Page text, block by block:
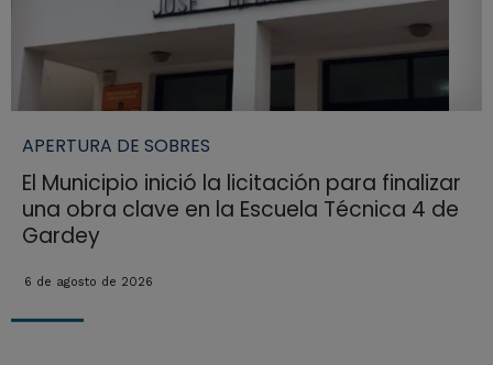
APERTURA DE SOBRES
El Municipio inició la licitación para finalizar
una obra clave en la Escuela Técnica 4 de
Gardey
6 de agosto de 2026